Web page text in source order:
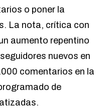
o poner la
La nota, crítica con
aumento repentino
nuevos en
comentarios en la
de